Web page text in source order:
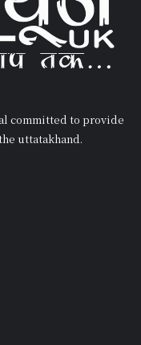
committed to provide
uttatakhand.